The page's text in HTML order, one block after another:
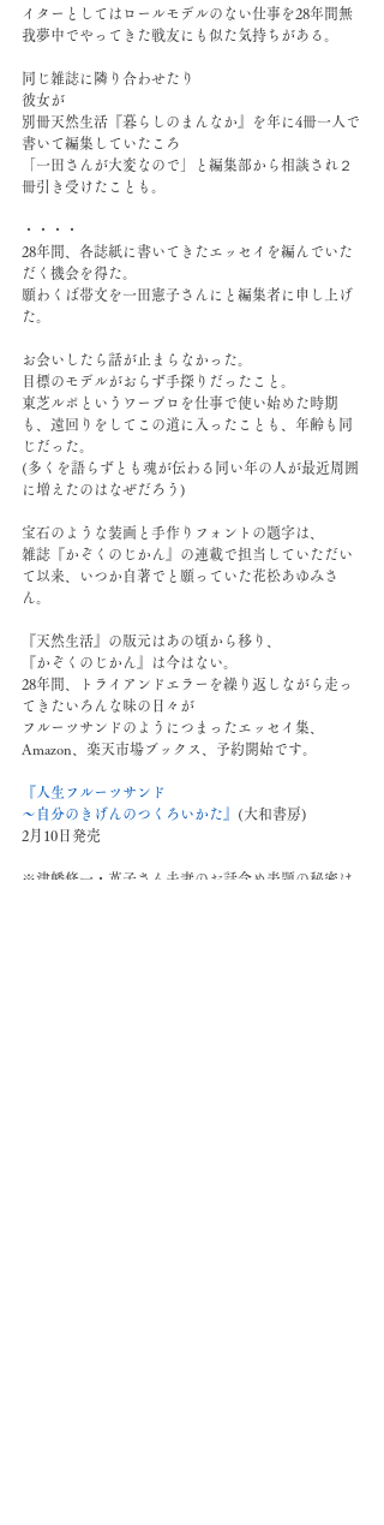
イターとしてはロールモデルのない仕事を28年間無
我夢中でやってきた戦友にも似た気持ちがある。
同じ雑誌に隣り合わせたり
彼女が
別冊天然生活『暮らしのまんなか』を年に4冊一人で
書いて編集していたころ
「一田さんが大変なので」と編集部から相談され２
冊引き受けたことも。
・・・・
28年間、各誌紙に書いてきたエッセイを編んでいた
だく機会を得た。
願わくば帯文を一田憲子さんにと編集者に申し上げ
た。
お会いしたら話が止まらなかった。
目標のモデルがおらず手探りだったこと。
東芝ルポというワープロを仕事で使い始めた時期
も、遠回りをしてこの道に入ったことも、年齢も同
じだった。
(多くを語らずとも魂が伝わる同い年の人が最近周囲
に増えたのはなぜだろう)
宝石のような装画と手作りフォントの題字は、
雑誌『かぞくのじかん』の連載で担当していただい
て以来、いつか自著でと願っていた花松あゆみさ
ん。
『天然生活』の版元はあの頃から移り、
『かぞくのじかん』は今はない。
28年間、トライアンドエラーを繰り返しながら走っ
てきたいろんな味の日々が
フルーツサンドのようにつまったエッセイ集、
Amazon、楽天市場ブックス、予約開始です。
『人生フルーツサンド
〜自分のきげんのつくろいかた』 (大和書房)
2月10日発売
※津幡修一・英子さん夫妻のお話含め表題の秘密は